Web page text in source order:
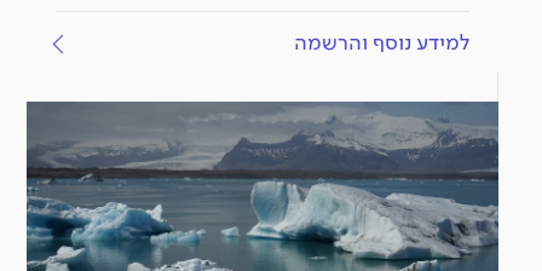
למידע נוסף והרשמה